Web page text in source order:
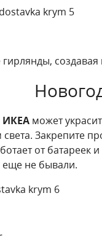
ИКЕА может
Закрепите
от
еще не бывали.